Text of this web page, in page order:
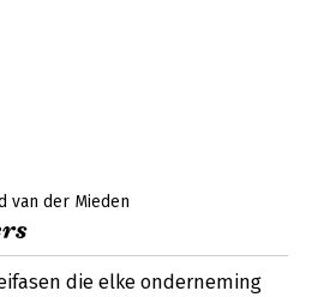
van der Mieden
die elke onderneming